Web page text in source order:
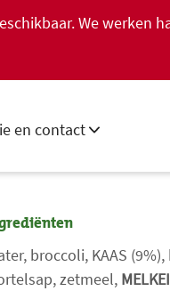
We werken
en contact
broccoli, KAAS
zetmeel,